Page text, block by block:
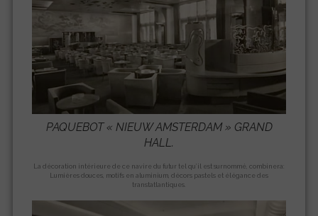
PAQUEBOT « NIEUW AMSTERDAM» GRAND
HALL.
La décoration intérieure de ce navire du futur tel qu’il est surnommé, combinera:
Lumières douces, motifs en aluminium, décors pastels et élégance des
transtatlantiques.